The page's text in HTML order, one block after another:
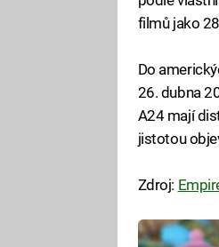
filmů jako
Do
26. dubna
A24 mají
jistotou
Zdroj: